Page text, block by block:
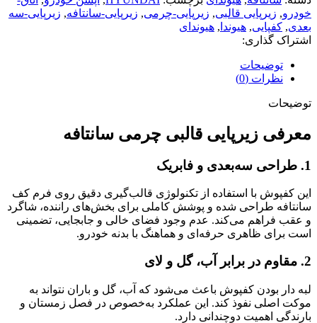
خودرو, زیرپایی قالبی, زیرپایی-چرمی, زیرپایی-سانتافه, زیرپایی-سه
بعدی, کفپایی, هیوندا , هیوندای
اشتراک گذاری:
توضیحات
نظرات (0)
توضیحات
معرفی زیرپایی قالبی چرمی سانتافه
1. طراحی سه‌بعدی و فابریک
این کفپوش با استفاده از تکنولوژی قالب‌گیری دقیق روی فرم کف
سانتافه طراحی شده و پوشش کاملی برای بخش‌های راننده، شاگرد
و عقب فراهم می‌کند. عدم وجود فضای خالی و جابجایی، تضمینی
است برای ظاهری حرفه‌ای و هماهنگ با بدنه خودرو.
2. مقاوم در برابر آب، گل و لای
لبه‌ دار بودن کفپوش باعث می‌شود که آب، گل و باران نتواند به
موکت اصلی نفوذ کند. این عملکرد به‌خصوص در فصل زمستان و
بارندگی اهمیت دوچندانی دارد.